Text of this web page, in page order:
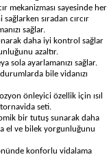
mekanizması sayesinde her
sıradan cırcır
sağlar.
daha iyi kontrol sağlar
azaltır.
sola ayarlamanızı sağlar.
bile vidanızı
önleyici özellik için ısıl
tornavida seti.
bir tutuş sunarak daha
el ve bilek yorgunluğunu
konforlu vidalama